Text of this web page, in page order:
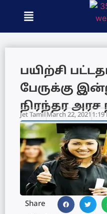
பயிற்சி
பேருக்கு
நிரந்தர
Jet TamilMarch 22, 2021 1:19
Share